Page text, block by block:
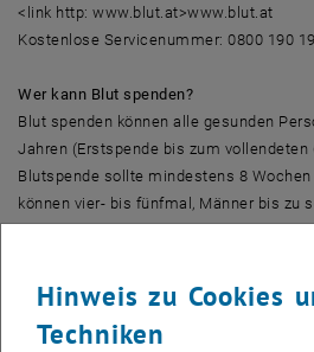
<link http: www.blut.at>www.blut.at
Kostenlose Servicenummer: 0800 190
Wer kann Blut spenden?
Blut spenden können alle gesunden
Jahren (Erstspende bis zum
Blutspende sollte mindestens 8 Wochen
können vier- bis fünfmal, Männer bis zu
Was geschieht vor der Blutspende?
Hepatitis und Tropenkrankheiten zur
Hinweis zu Cookies
Techniken